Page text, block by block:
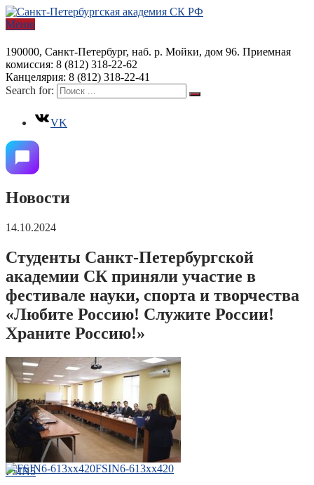
Меню
190000, Санкт-Петербург, наб. р. Мойки, дом 96. Приемная
комиссия: 8 (812) 318-22-62
Канцелярия: 8 (812) 318-22-41
Search for:
VK
Новости
14.10.2024
Студенты Санкт-Петербургской
академии СК приняли участие в
фестивале науки, спорта и творчества
«Любите Россию! Служите России!
Храните Россию!»
FSIN5 FSIN6-613xx420